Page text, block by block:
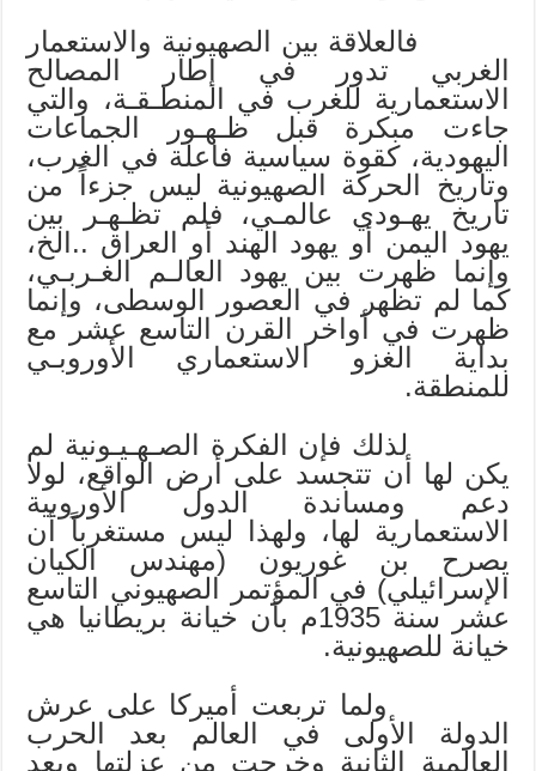
فالعلاقة بين الصهيونية والاستعمار
الغربي تدور في إطار المصالح
الاستعمارية للغرب في المنطـقـة، والتي
جاءت مبكرة قبل ظـهـور الجماعات
اليهودية، كقوة سياسية فاعلة في الغرب،
وتاريخ الحركة الصهيونية ليس جزءاً من
تاريخ يهـودي عالمـي، فلم تظـهـر بين
يهود اليمن أو يهود الهند أو العراق ..الخ،
وإنما ظهرت بين يهود العالـم الغـربـي،
كما لم تظهر في العصور الوسطى، وإنما
ظهرت في أواخر القرن التاسع عشر مع
بداية الغزو الاستعماري الأوروبـي
للمنطقة.
لذلك فإن الفكرة الصـهـيـونية لم
يكن لها أن تتجسد على أرض الواقع، لولا
دعم ومساندة الدول الأوروبية
الاستعمارية لها، ولهذا ليس مستغرباً أن
يصرح بن غوريون (مهندس الكيان
الإسرائيلي) في المؤتمر الصهيوني التاسع
عشر سنة 1935م بأن خيانة بريطانيا هي
خيانة للصهيونية.
ولما تربعت أميركا على عرش
الدولة الأولى في العالم بعد الحرب
العالمية الثانية وخرجت من عزلتها وبعد